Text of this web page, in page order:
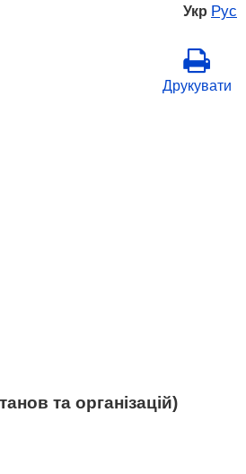
Укр Рус
Друкувати
та організацій)